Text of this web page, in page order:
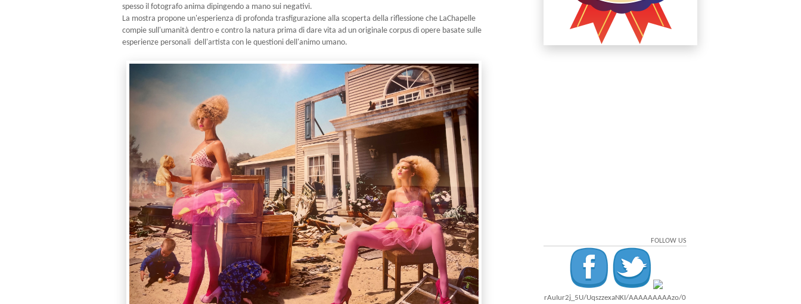
spesso il fotografo anima dipingendo a mano sui negativi.
La mostra propone un'esperienza di profonda trasfigurazione alla scoperta della riflessione che LaChapelle
compie sull'umanità dentro e contro la natura prima di dare vita ad un originale corpus di opere basate sulle
esperienze personali dell'artista con le questioni dell'animo umano.
FOLLOW US
rAuIur2j_5U/UqszzexaNKI/AAAAAAAAAzo/0